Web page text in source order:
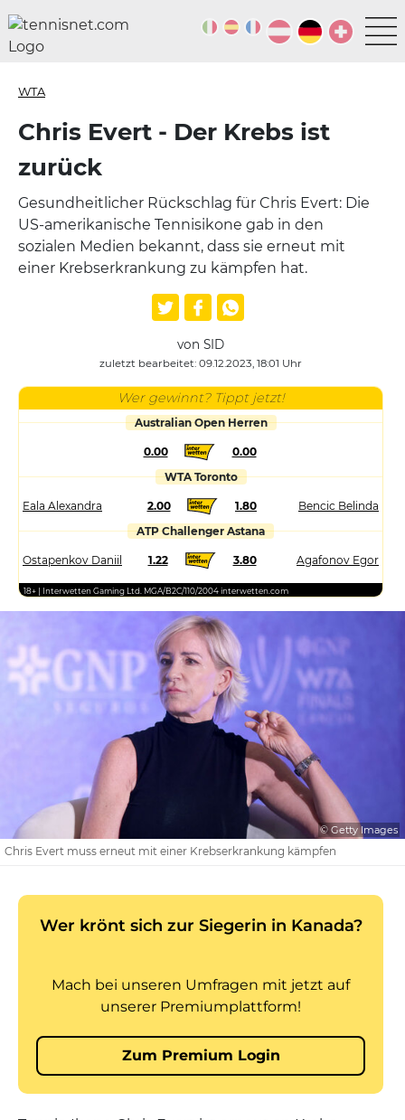
WTA
Chris Evert - Der Krebs ist
zurück
Gesundheitlicher Rückschlag für Chris Evert: Die
US-amerikanische Tennisikone gab in den
sozialen Medien bekannt, dass sie erneut mit
einer Krebserkrankung zu kämpfen hat.
von SID
zuletzt bearbeitet: 09.12.2023, 18:01 Uhr
Wer gewinnt? Tippt jetzt!
Australian Open Herren
0.00
0.00
WTA Toronto
Eala Alexandra 2.00 1.80
Bencic Belinda
ATP Challenger Astana
Ostapenkov Daniil 1.22 3.80 Agafonov Egor
18+ | Interwetten Gaming Ltd. MGA/B2C/110/2004 interwetten.com
© Getty Images
Chris Evert muss erneut mit einer Krebserkrankung kämpfen